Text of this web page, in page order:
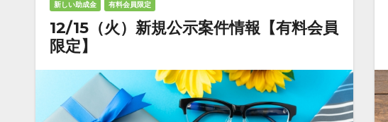
新しい助成金 有料会員限定
12/15（火）新規公示案件情報【有料会員
限定】